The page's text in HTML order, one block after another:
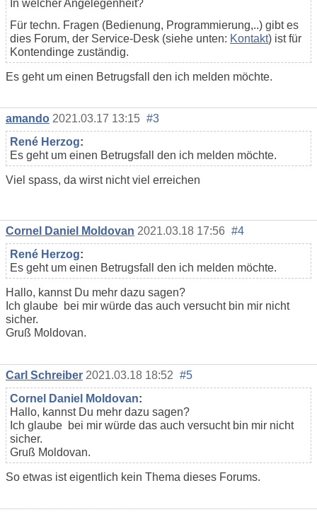
In welcher Angelegenheit?
Für techn. Fragen (Bedienung, Programmierung,..) gibt es
dies Forum, der Service-Desk (siehe unten: Kontakt) ist für
Kontendinge zuständig.
Es geht um einen Betrugsfall den ich melden möchte.
amando 2021.03.17 13:15 #3
René Herzog:
Es geht um einen Betrugsfall den ich melden möchte.
Viel spass, da wirst nicht viel erreichen
Cornel Daniel Moldovan 2021.03.18 17:56 #4
René Herzog:
Es geht um einen Betrugsfall den ich melden möchte.
Hallo, kannst Du mehr dazu sagen?
Ich glaube bei mir würde das auch versucht bin mir nicht
sicher.
Gruß Moldovan.
Carl Schreiber 2021.03.18 18:52 #5
Cornel Daniel Moldovan:
Hallo, kannst Du mehr dazu sagen?
Ich glaube bei mir würde das auch versucht bin mir nicht
sicher.
Gruß Moldovan.
So etwas ist eigentlich kein Thema dieses Forums.